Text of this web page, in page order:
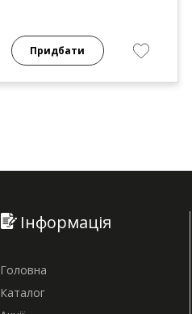
Придбати
Інформація
Головна
Каталог